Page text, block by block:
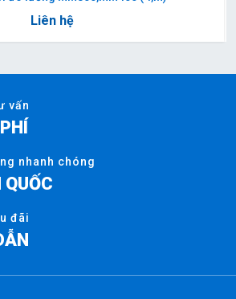
Liên hệ
vấn
nhanh chóng
đãi